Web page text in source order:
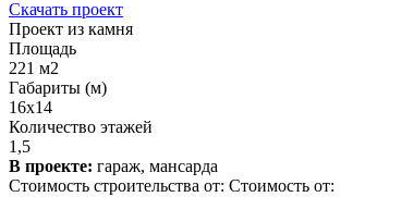
Скачать проект
Проект из камня
Площадь
221 м2
Габариты (м)
16x14
Количество этажей
1,5
В проекте: гараж, мансарда
Стоимость строительства от: Стоимость от: